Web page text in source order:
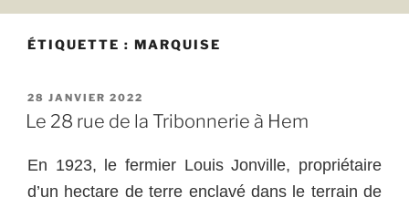
ÉTIQUETTE : MARQUISE
PUBLIÉ
LE
28 JANVIER 2022
Le 28 rue de la Tribonnerie à Hem
En 1923, le fermier Louis Jonville, propriétaire
d’un hectare de terre enclavé dans le terrain de